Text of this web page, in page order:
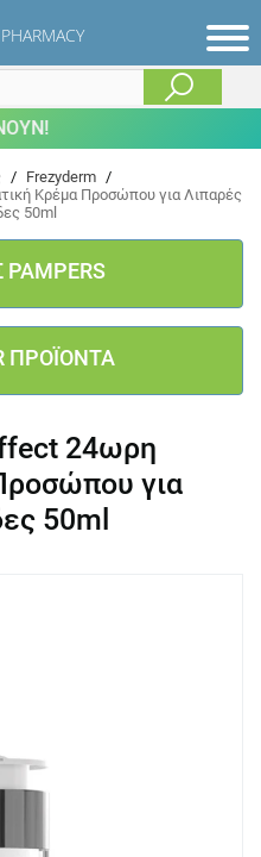
PHARMACY
/ Frezyderm /
Κρέμα Προσώπου για Λιπαρές
50ml
ΠΡΟΪΟΝΤΑ
24ωρη
για
50ml